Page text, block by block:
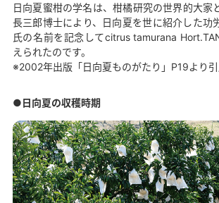
日向夏蜜柑の学名は、柑橘研究の世界的大家
長三郎博士により、日向夏を世に紹介した功
氏の名前を記念してcitrus tamurana
えられたのです。
※2002年出版「日向夏ものがたり」P19より
日向夏の収穫時期